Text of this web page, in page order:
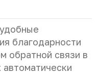
благодарности
обратной связи в
автоматически